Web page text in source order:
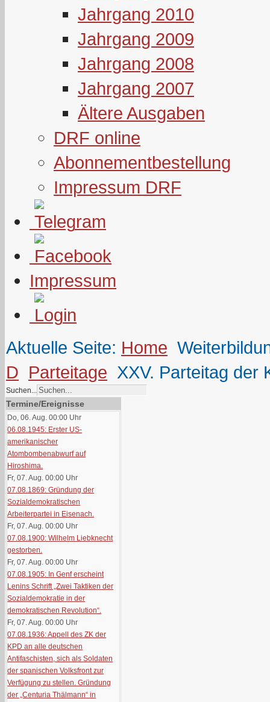
Jahrgang 2010
Jahrgang 2009
Jahrgang 2008
Jahrgang 2007
Ältere Ausgaben
DRF online
Abonnementbestellung
Impressum DRF
Impressum
Aktuelle Seite: Home
D Parteitage XXV. Parteitag der
Suchen...
Termine/Ereignisse
Do, 06. Aug. 00:00 Uhr
06.08.1945: Erster US-
amerikanischer
Atombombenabwurf auf
Hiroshima.
Fr, 07. Aug. 00:00 Uhr
07.08.1869: Gründung der
Sozialdemokratischen
Arbeiterpartei in Eisenach.
Fr, 07. Aug. 00:00 Uhr
07.08.1900: Wilhelm Liebknecht
gestorben.
Fr, 07. Aug. 00:00 Uhr
07.08.1905: In Genf erscheint
Lenins Schrift „Zwei Taktiken der
Sozialdemokratie in der
demokratischen Revolution“.
Fr, 07. Aug. 00:00 Uhr
07.08.1936: Appell des ZK der
KPD an alle deutschen
Antifaschisten, sich als Soldaten
der spanischen Volksfront zur
Verfügung zu stellen. Gründung
der „Centuria Thälmann“ in